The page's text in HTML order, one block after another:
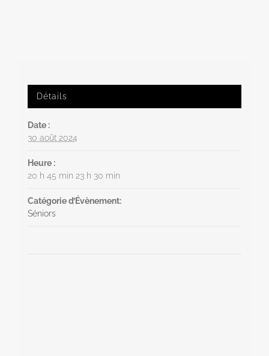
Détails
Date :
30 août 2024
Heure :
20 h 45 min 23 h 30 min
Catégorie d’Évènement:
Séniors